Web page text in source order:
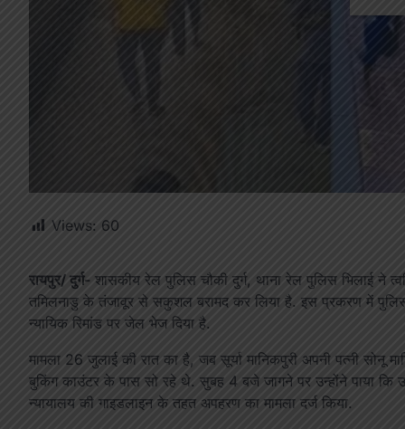
Views: 60
रायपुर/ दुर्ग- शासकीय रेल पुलिस चौकी दुर्ग, थाना रेल पुलिस भिलाई ने
तमिलनाडु के तंजावूर से सकुशल बरामद कर लिया है. इस प्रकरण में पुलिस
न्यायिक रिमांड पर जेल भेज दिया है.
मामला 26 जुलाई की रात का है, जब सूर्या मानिकपुरी अपनी पत्नी सोनू
बुकिंग काउंटर के पास सो रहे थे. सुबह 4 बजे जागने पर उन्होंने पाया कि
न्यायालय की गाइडलाइन के तहत अपहरण का मामला दर्ज किया.